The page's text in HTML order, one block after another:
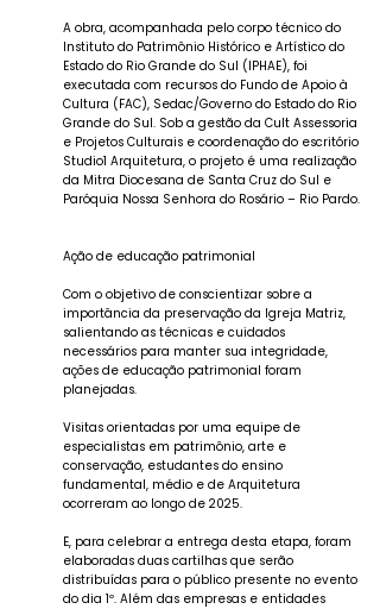
A obra, acompanhada pelo corpo técnico do
Instituto do Patrimônio Histórico e Artístico do
Estado do Rio Grande do Sul (IPHAE), foi
executada com recursos do Fundo de Apoio à
Cultura (FAC), Sedac/Governo do Estado do Rio
Grande do Sul. Sob a gestão da Cult Assessoria
e Projetos Culturais e coordenação do escritório
Studio1 Arquitetura, o projeto é uma realização
da Mitra Diocesana de Santa Cruz do Sul e
Paróquia Nossa Senhora do Rosário – Rio Pardo.
Ação de educação patrimonial
Com o objetivo de conscientizar sobre a
importância da preservação da Igreja Matriz,
salientando as técnicas e cuidados
necessários para manter sua integridade,
ações de educação patrimonial foram
planejadas.
Visitas orientadas por uma equipe de
especialistas em patrimônio, arte e
conservação, estudantes do ensino
fundamental, médio e de Arquitetura
ocorreram ao longo de 2025.
E, para celebrar a entrega desta etapa, foram
elaboradas duas cartilhas que serão
distribuídas para o público presente no evento
do dia 1º. Além das empresas e entidades